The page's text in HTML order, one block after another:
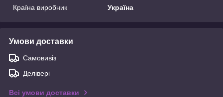
Країна виробник
Україна
Умови доставки
Самовивіз
Делівері
Всі умови доставки